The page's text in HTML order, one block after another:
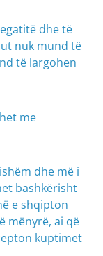
dhe të
nuk mund të
të largohen
me
dhe më i
bashkërisht
e shqipton
mënyrë, ai që
kuptimet